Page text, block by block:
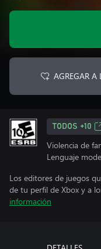
AGREGAR A
TODOS +10
Violencia de
Lenguaje
Los editores de juegos
de tu perfil de Xbox y a
información